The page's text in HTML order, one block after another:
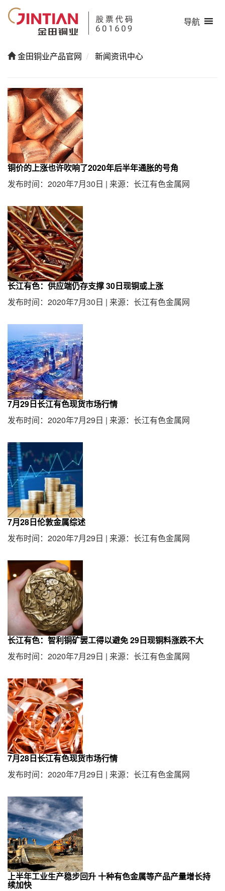
导航
金田铜业产品官网 新闻资讯中心
铜价的上涨也许吹响了2020年后半年通胀的号角
发布时间：2020年7月30日 | 来源：长江有色金属网
长江有色：供应端仍存支撑 30日现铜或上涨
发布时间：2020年7月30日 | 来源：长江有色金属网
7月29日长江有色现货市场行情
发布时间：2020年7月29日 | 来源：长江有色金属网
7月28日伦敦金属综述
发布时间：2020年7月29日 | 来源：长江有色金属网
长江有色：智利铜矿罢工得以避免 29日现铜料涨跌不大
发布时间：2020年7月29日 | 来源：长江有色金属网
7月28日长江有色现货市场行情
发布时间：2020年7月29日 | 来源：长江有色金属网
上半年工业生产稳步回升 十种有色金属等产品产量增长持
续加快